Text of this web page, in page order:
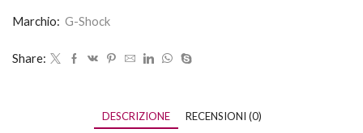
Marchio: G-Shock
Share:
DESCRIZIONE RECENSIONI (0)